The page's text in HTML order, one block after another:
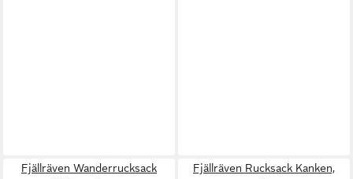
Fjällräven Wanderrucksack
Fjällräven Rucksack Kanken,